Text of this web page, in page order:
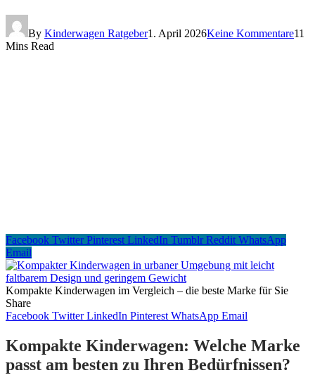
By Kinderwagen Ratgeber1. April 2026Keine Kommentare11
Mins Read
Facebook Twitter Pinterest LinkedIn Tumblr Reddit WhatsApp
Email
Kompakte Kinderwagen im Vergleich – die beste Marke für Sie
Share
Facebook Twitter LinkedIn Pinterest WhatsApp Email
Kompakte Kinderwagen: Welche Marke
passt am besten zu Ihren Bedürfnissen?